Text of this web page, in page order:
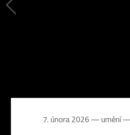
7. února 2026 ― umění